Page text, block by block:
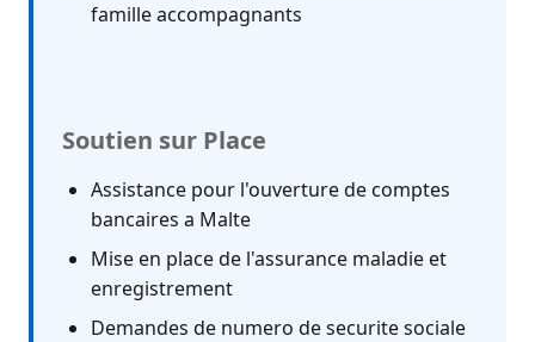
famille accompagnants
Soutien sur Place
Assistance pour l'ouverture de comptes
bancaires a Malte
Mise en place de l'assurance maladie et
enregistrement
Demandes de numero de securite sociale